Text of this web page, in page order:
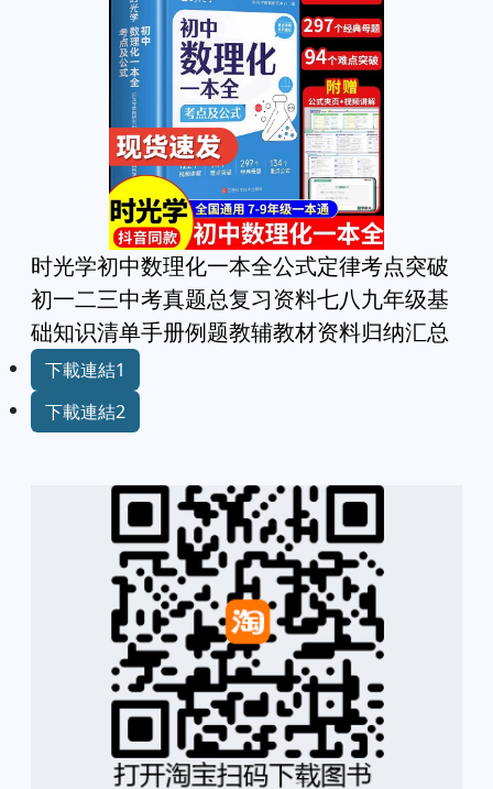
时光学初中数理化一本全公式定律考点突破
初一二三中考真题总复习资料七八九年级基
础知识清单手册例题教辅教材资料归纳汇总
下載連結1
下載連結2